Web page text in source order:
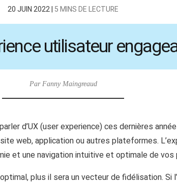
20 JUIN 2022 | 5 MINS DE LECTURE
utilisateur
Par Fanny Maingreaud
d’UX (user experience) ces dernières
web, application ou autres plateformes.
et une navigation intuitive et optimale de
plus il sera un vecteur de fidélisation. Si